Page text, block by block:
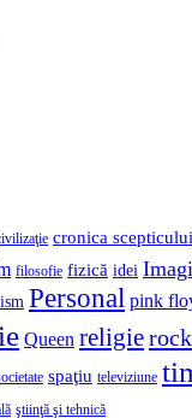
cronica scepticului
filosofie fizică idei
Personal pink
Queen religierock
spaţiu televiziune
ştiinţă şi tehnică